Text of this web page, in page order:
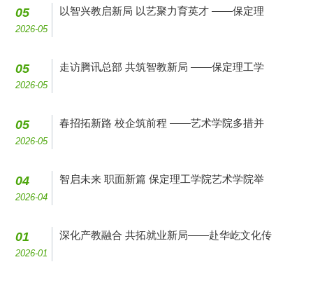
05
2026-05
以智兴教启新局 以艺聚力育英才 ——保定理
05
2026-05
走访腾讯总部 共筑智教新局 ——保定理工学
05
2026-05
春招拓新路 校企筑前程 ——艺术学院多措并
04
2026-04
智启未来 职面新篇 保定理工学院艺术学院举
01
2026-01
深化产教融合 共拓就业新局——赴华屹文化传